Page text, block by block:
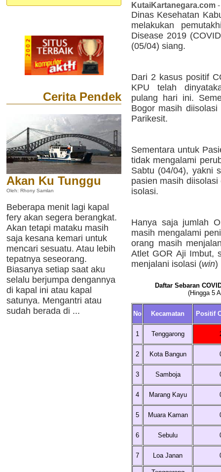
Cerita Pendek
Akan Ku Tunggu
Oleh: Rhony Samlan
Beberapa menit lagi kapal
fery akan segera berangkat.
Akan tetapi mataku masih
saja kesana kemari untuk
mencari sesuatu. Atau lebih
tepatnya seseorang.
Biasanya setiap saat aku
selalu berjumpa dengannya
di kapal ini atau kapal
satunya. Mengantri atau
sudah berada di ...
KutaiKartanegara.com
Dinas Kesehatan
melakukan
Disease 2019
(05/04) siang.
Dari 2 kasus positif
KPU telah
pulang hari ini.
Bogor masih
Parikesit.
Sementara untuk
tidak mengalami
Sabtu (04/04), yakni
pasien masih
isolasi.
Hanya saja jumlah
masih mengalami
orang masih
Atlet GOR Aji Imbut,
menjalani isolasi (win)
Daftar Sebaran
(Hingga 5
No Kecamatan Positif
1 Tenggarong
2 Kota Bangun
3 Samboja
4 Marang Kayu
5 Muara Kaman
6 Sebulu
7 Loa Janan